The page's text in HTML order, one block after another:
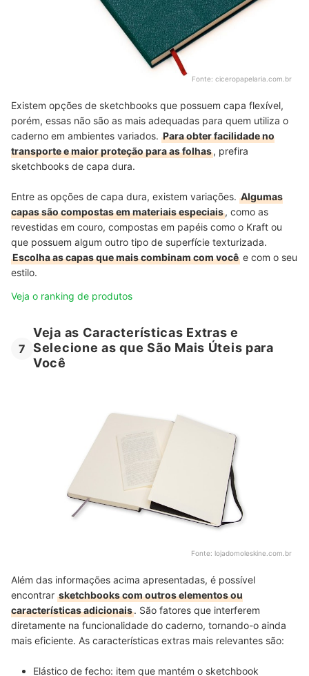
Fonte: ciceropapelaria.com.br
Existem opções de sketchbooks que possuem capa flexível,
porém, essas não são as mais adequadas para quem utiliza o
caderno em ambientes variados. Para obter facilidade no
transporte e maior proteção para as folhas, prefira
sketchbooks de capa dura.
Entre as opções de capa dura, existem variações. Algumas
capas são compostas em materiais especiais, como as
revestidas em couro, compostas em papéis como o Kraft ou
que possuem algum outro tipo de superfície texturizada.
Escolha as capas que mais combinam com você e com o seu
estilo.
Veja o ranking de produtos
7
Veja as Características Extras e
Selecione as que São Mais Úteis para
Você
Fonte: lojadomoleskine.com.br
Além das informações acima apresentadas, é possível
encontrar sketchbooks com outros elementos ou
características adicionais. São fatores que interferem
diretamente na funcionalidade do caderno, tornando-o ainda
mais eficiente. As características extras mais relevantes são:
Elástico de fecho: item que mantém o sketchbook